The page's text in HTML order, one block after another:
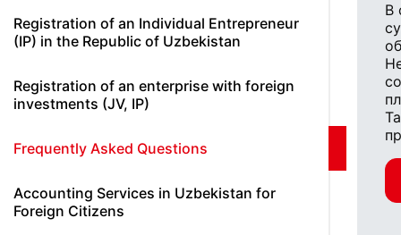
Registration of an Individual Entrepreneur
(IP) in the Republic of Uzbekistan
Registration of an enterprise with foreign
investments (JV, IP)
Frequently Asked Questions
Accounting Services in Uzbekistan for
Foreign Citizens
В